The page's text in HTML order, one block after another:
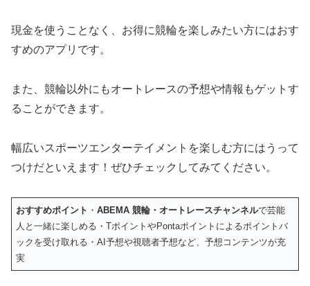
現金を使うことなく、お得に競輪を楽しみたい方にはおす
すめのアプリです。
また、競輪以外にもオートレースの予想や情報もゲットす
ることができます。
幅広いスポーツエンターテイメントを楽しむ方にはうって
つけだといえます！ぜひチェックしてみてください。
おすすめポイント ・ABEMA 競輪・オートレースチャンネルで芸能
人と一緒に楽しめる・TポイントやPontaポイントによるポイントバ
ックを受け取れる・AI予想や視聴者予想など、予想コンテンツが充
実